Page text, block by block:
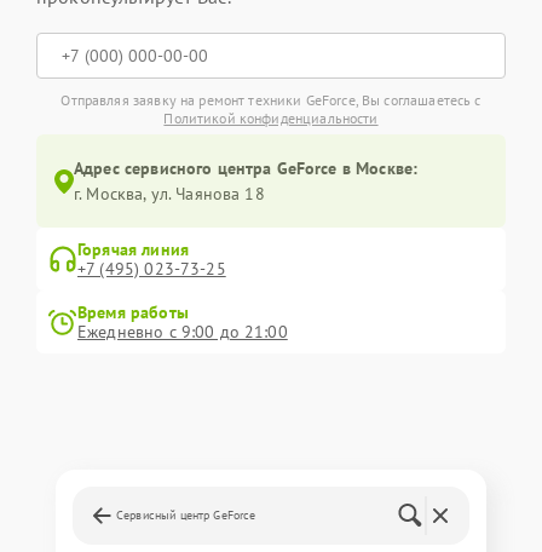
Отправляя заявку на ремонт техники GeForce, Вы соглашаетесь с
Политикой конфиденциальности
Адрес сервисного центра GeForce в Москве:
г. Москва, ул. Чаянова 18
Горячая линия
+7 (495) 023-73-25
Время работы
Ежедневно с 9:00 до 21:00
Сервисный центр GeForce